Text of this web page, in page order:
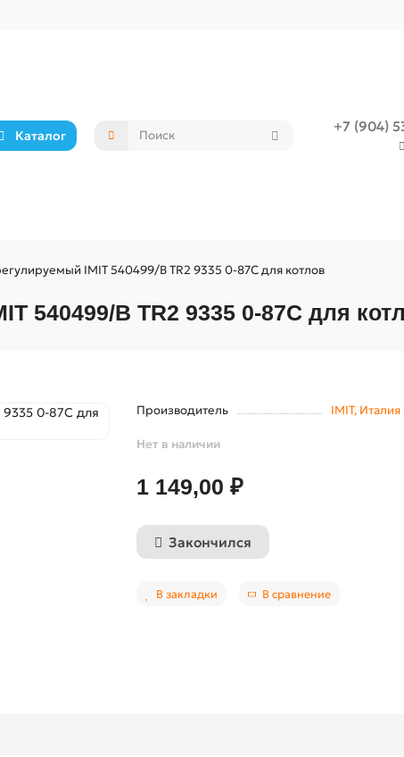
Каталог
+7 (904)
IMIT 540499/B TR2 9335 0-87C для котлов
540499/B TR2 9335 0-87C для
Производитель IMIT, Италия
Нет в наличии
1 149,00 ₽
Закончился
В закладки В сравнение